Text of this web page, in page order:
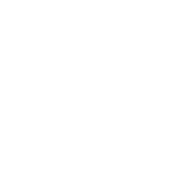
por